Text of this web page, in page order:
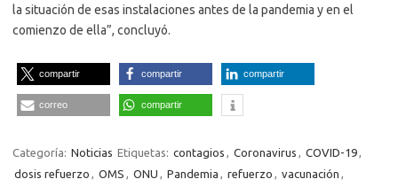
la situación de esas instalaciones antes de la pandemia y en el
comienzo de ella”, concluyó.
compartir compartir compartir
correo compartir
Categoría: Noticias Etiquetas: contagios , Coronavirus , COVID-19,
dosis refuerzo , OMS , ONU , Pandemia , refuerzo , vacunación ,